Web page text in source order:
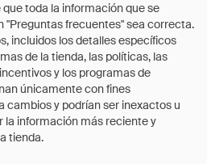
toda la información que se
"Preguntas frecuentes" sea correcta.
incluidos los detalles específicos
de la tienda, las políticas, las
y los programas de
únicamente con fines
cambios y podrían ser inexactos u
la información más reciente y
tienda.